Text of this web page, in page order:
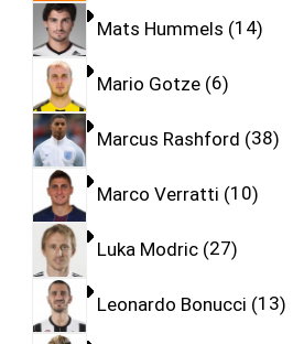
Mats Hummels 14
Mario Gotze 6
Marcus Rashford 38
Marco Verratti 10
Luka Modric 27
Leonardo Bonucci 13